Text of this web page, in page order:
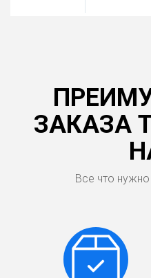
ЗАКАЗА
Все что